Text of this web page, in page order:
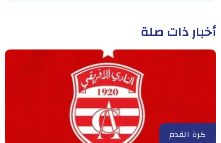
أخبار ذات صلة
كرة القدم